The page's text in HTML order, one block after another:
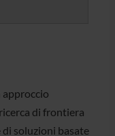
di frontiera
soluzioni basate